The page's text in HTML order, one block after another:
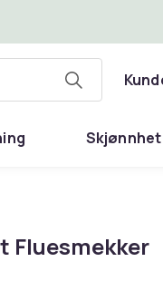
Skjønnhet
Fluesmekker